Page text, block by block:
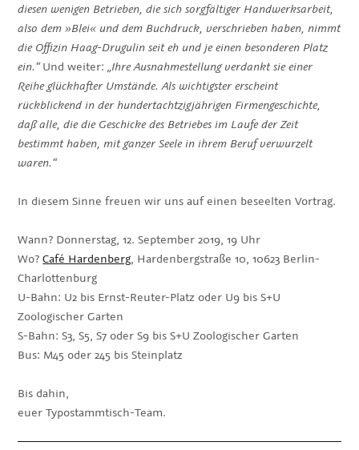
diesen wenigen Betrieben, die sich sorgfältiger Handwerksarbeit,
also dem »Blei« und dem Buchdruck, verschrieben haben, nimmt
die Offizin Haag-Drugulin seit eh und je einen besonderen Platz
ein.“Und weiter:„Ihre Ausnahme­stellung ver­dankt sie einer
Reihe glückhafter Umstände. Als wichtigster erscheint
rückblickend in der hundertachtzig­jährigen Firmengeschichte,
daß alle, die die Geschicke des Betriebes im Laufe der Zeit
bestimmt haben, mit ganzer Seele in ihrem Beruf verwurzelt
waren.“
In diesem Sinne freuen wir uns auf einen beseelten Vortrag.
Wann? Donnerstag, 12. September 2019, 19 Uhr
Wo?Café Hardenberg, Hardenbergstraße 10, 10623 Berlin-
Charlottenburg
U-Bahn: U2 bis Ernst-Reuter-Platz oder U9 bis S+U
Zoologischer Garten
S-Bahn: S3, S5, S7 oder S9 bis S+U Zoologischer Garten
Bus: M45 oder 245 bis Steinplatz
Bis dahin,
euer Typostammtisch-Team.